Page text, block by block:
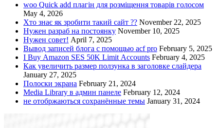
woo Quick add плагін для розміщення товарів голосом
May 4, 2026
Хто знає як зробити такий сайт ?? November 22, 2025
Нужен разраб на постоянку November 10, 2025
Нужен совет! April 7, 2025
Вывод записей блога с помощью acf pro February 5, 2025
I Buy Amazon SES 50K Limit Accounts February 4, 2025
Как увеличить размер ползунка в заголовке слайдера
January 27, 2025
Полоски экрана February 21, 2024
Media Library в админ панеле February 12, 2024
не отобржаються сохранённые темы January 31, 2024